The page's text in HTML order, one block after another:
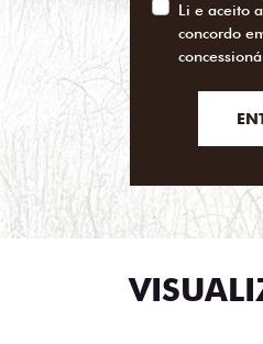
Li e aceito a
concordo